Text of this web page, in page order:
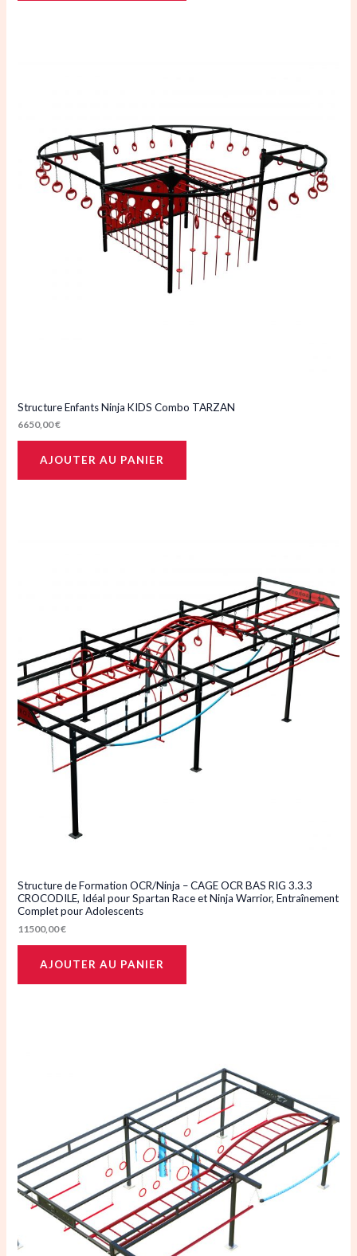
Structure Enfants Ninja KIDS Combo TARZAN
6650,00€
AJOUTER AU PANIER
Structure de Formation OCR/Ninja – CAGE OCR BAS RIG 3.3.3
CROCODILE, Idéal pour Spartan Race et Ninja Warrior, Entraînement
Complet pour Adolescents
11500,00€
AJOUTER AU PANIER